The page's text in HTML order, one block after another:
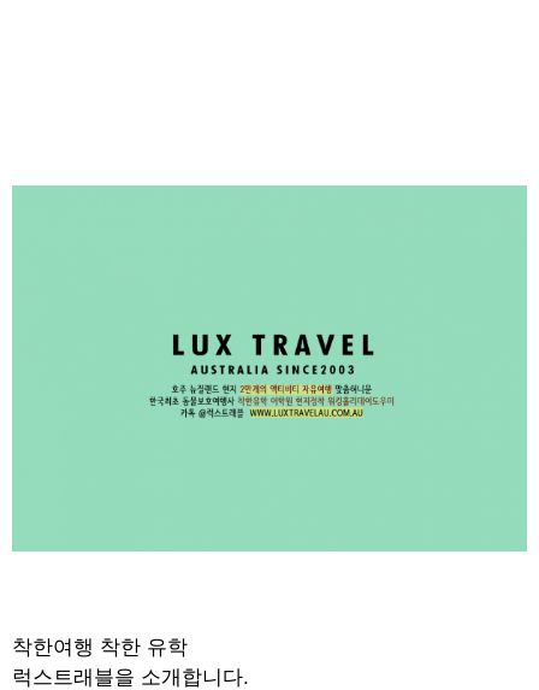
착한여행 착한 유학
럭스트래블을 소개합니다.